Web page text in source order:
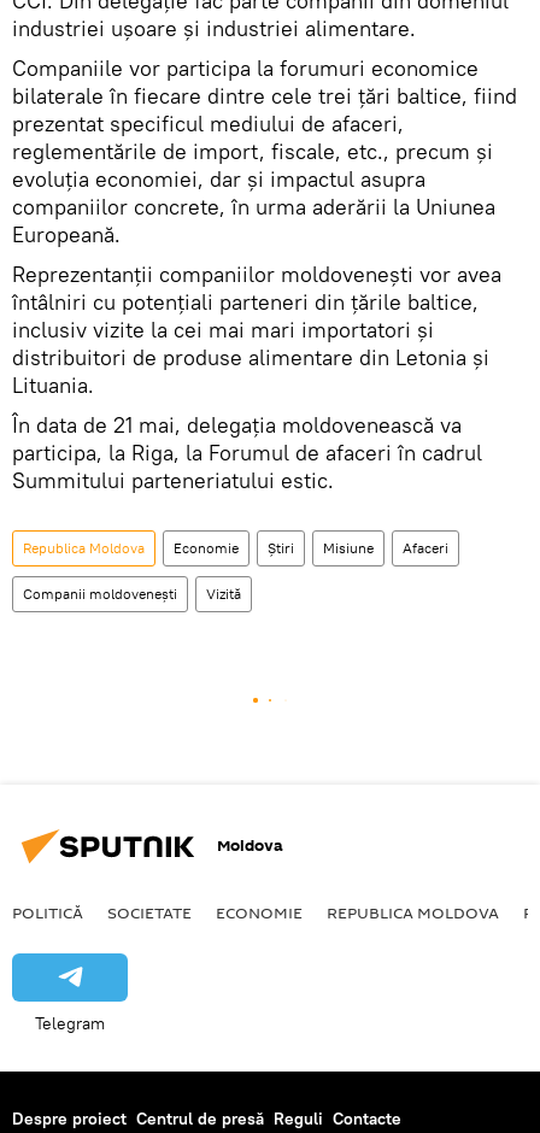
industriei uşoare şi industriei alimentare.
Companiile vor participa la forumuri economice
bilaterale în fiecare dintre cele trei ţări baltice, fiind
prezentat specificul mediului de afaceri,
reglementările de import, fiscale, etc., precum și
evoluţia economiei, dar şi impactul asupra
companiilor concrete, în urma aderării la Uniunea
Europeană.
Reprezentanţii companiilor moldoveneşti vor avea
întâlniri cu potenţiali parteneri din ţările baltice,
inclusiv vizite la cei mai mari importatori şi
distribuitori de produse alimentare din Letonia şi
Lituania.
În data de 21 mai, delegaţia moldovenească va
participa, la Riga, la Forumul de afaceri în cadrul
Summitului parteneriatului estic.
Republica Moldova Economie Știri Misiune Afaceri
Companii moldoveneşti Vizită
Moldova
POLITICĂ SOCIETATE ECONOMIE REPUBLICA MOLDOVA
Telegram
Despre proiect Centrul de presă Reguli Contacte